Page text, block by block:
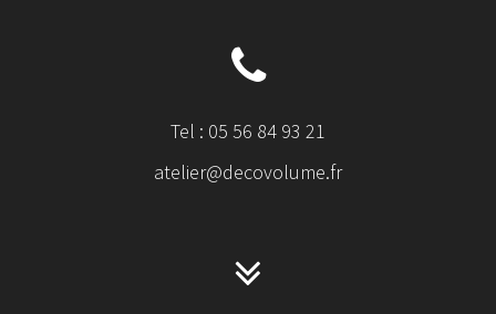
Tel : 05 56 84 93 21
atelier@decovolume.fr